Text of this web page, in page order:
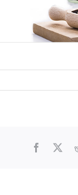
Facebook
X